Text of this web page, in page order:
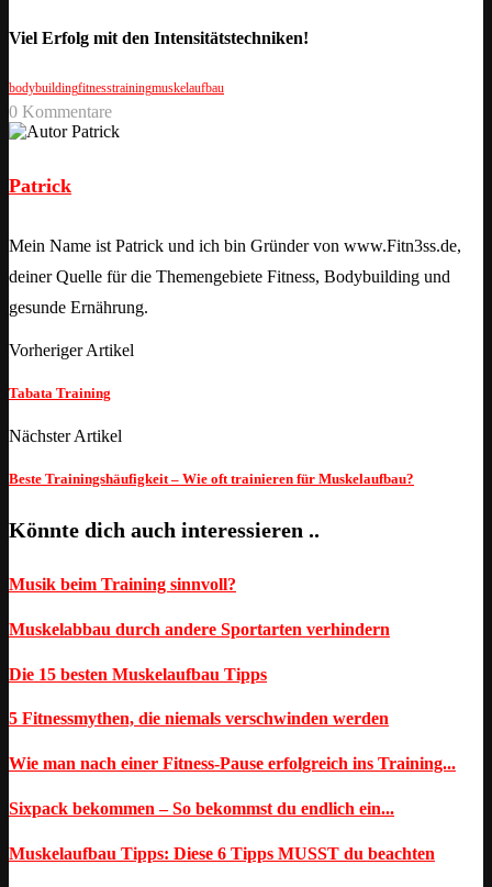
Viel Erfolg mit den Intensitätstechniken!
bodybuildingfitnesstrainingmuskelaufbau
0 Kommentare
Patrick
Mein Name ist Patrick und ich bin Gründer von www.Fitn3ss.de,
deiner Quelle für die Themengebiete Fitness, Bodybuilding und
gesunde Ernährung.
Vorheriger Artikel
Tabata Training
Nächster Artikel
Beste Trainingshäufigkeit – Wie oft trainieren für Muskelaufbau?
Könnte dich auch interessieren ..
Musik beim Training sinnvoll?
Muskelabbau durch andere Sportarten verhindern
Die 15 besten Muskelaufbau Tipps
5 Fitnessmythen, die niemals verschwinden werden
Wie man nach einer Fitness-Pause erfolgreich ins Training...
Sixpack bekommen – So bekommst du endlich ein...
Muskelaufbau Tipps: Diese 6 Tipps MUSST du beachten